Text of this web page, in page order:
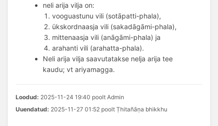
neli arija vilja on:
vooguastunu vili (sotāpatti-phala),
ükskordnaasja vili (sakadāgāmi-phala),
mittenaasja vili (anāgāmi-phala) ja
arahanti vili (arahatta-phala).
Neli arija vilja saavutatakse nelja arija tee
kaudu; vt ariyamagga.
Loodud: 2025-11-24 19:40 poolt Admin
Uuendatud: 2025-11-27 01:52 poolt Ṭhitañāṇa bhikkhu